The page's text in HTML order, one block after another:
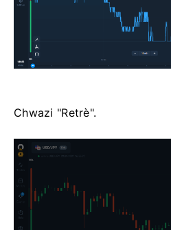
Chwazi "Retrè".